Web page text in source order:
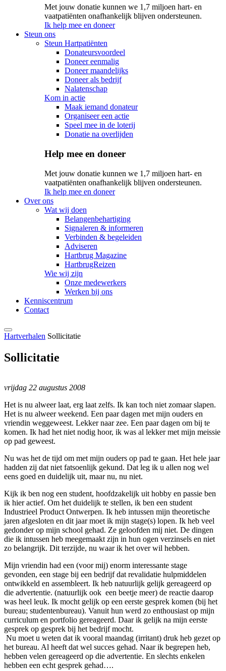
Met jouw donatie kunnen we 1,7 miljoen hart- en
vaatpatiënten onafhankelijk blijven ondersteunen.
Ik help mee en doneer
Steun ons
Steun Hartpatiënten
Donateursvoordeel
Doneer eenmalig
Doneer maandelijks
Doneer als bedrijf
Nalatenschap
Kom in actie
Maak iemand donateur
Organiseer een actie
Speel mee in de loterij
Donatie na overlijden
Help mee en doneer
Met jouw donatie kunnen we 1,7 miljoen hart- en
vaatpatiënten onafhankelijk blijven ondersteunen.
Ik help mee en doneer
Over ons
Wat wij doen
Belangenbehartiging
Signaleren & informeren
Verbinden & begeleiden
Adviseren
Hartbrug Magazine
HartbrugReizen
Wie wij zijn
Onze medewerkers
Werken bij ons
Kenniscentrum
Contact
Hartverhalen Sollicitatie
Sollicitatie
vrijdag 22 augustus 2008
Het is nu alweer laat, erg laat zelfs. Ik kan toch niet zomaar slapen.
Het is nu alweer weekend. Een paar dagen met mijn ouders en
vriendin weggeweest. Lekker naar zee. Een paar dagen om bij te
komen. Ik had het niet nodig hoor, ik was al lekker met mijn meissie
op pad geweest.
Nu was het de tijd om met mijn ouders op pad te gaan. Het hele jaar
hadden zij dat niet fatsoenlijk gekund. Dat leg ik u allen nog wel
eens goed en duidelijk uit, maar nu, nu niet.
Kijk ik ben nog een student, hoofdzakelijk uit hobby en passie ben
ik hier actief. Om het duidelijk te stellen, ik ben een student
Industrieel Product Ontwerpen. Ik heb intussen mijn theoretische
jaren afgesloten en dit jaar moet ik mijn stage(s) lopen. Ik heb veel
gedonder op mijn school gehad. Ze geloofden mij niet. De dingen
die ik intussen heb meegemaakt zijn in hun ogen verzinsels en niet
zo belangrijk. Dit terzijde, nu waar ik het over wil hebben.
Mijn vriendin had een (voor mij) enorm interessante stage
gevonden, een stage bij een bedrijf dat revalidatie hulpmiddelen
ontwikkeld en assembleert. Ik heb natuurlijk gelijk gereageerd op
die advertentie. (natuurlijk ook een beetje meer) de reactie daarop
was heel leuk. Ik mocht gelijk op een eerste gesprek komen (bij het
bureau; studentenbureau). Vanuit hun werd zo enthousiast op mijn
curriculum en portfolio gereageerd. Daar ik gelijk na mijn eerste
gesprek op gesprek bij het bedrijf mocht.
Nu moet u weten dat ik vooral maandag (irritant) druk heb gezet op
het bureau. Al heeft dat wel succes gehad. Naar ik begrepen heb,
hebben velen gereageerd op die advertentie. En slechts enkelen
hebben een echt gesprek gehad….